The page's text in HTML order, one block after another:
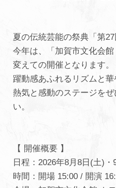
夏の伝統芸能の祭典「第27
今年は、「加賀市文化会
変えての開催となります。
躍動感あふれるリズムと華
熱気と感動のステージを
い。
【 開催概要 】
日程：2026年8月8日(土)・
時間：開場 15:00 / 開演